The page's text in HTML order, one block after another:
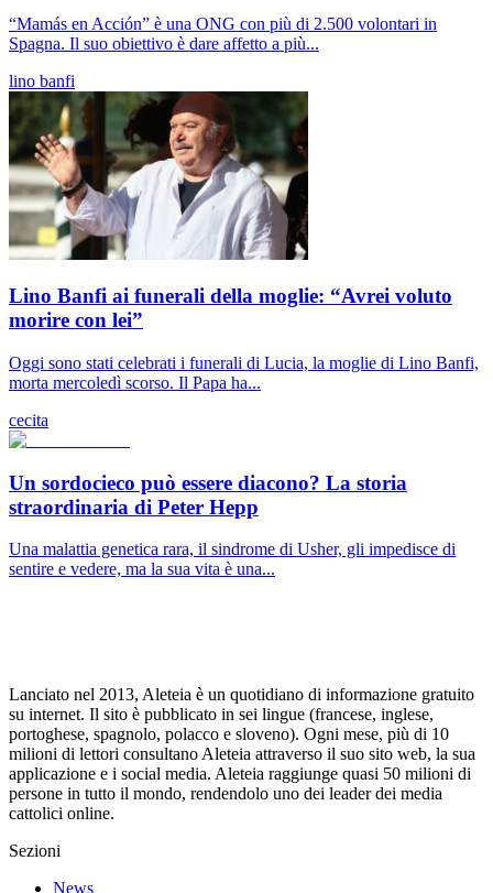
“Mamás en Acción” è una ONG con più di 2.500 volontari in
Spagna. Il suo obiettivo è dare affetto a più...
lino banfi
Lino Banfi ai funerali della moglie: “Avrei voluto
morire con lei”
Oggi sono stati celebrati i funerali di Lucia, la moglie di Lino Banfi,
morta mercoledì scorso. Il Papa ha...
cecita
Un sordocieco può essere diacono? La storia
straordinaria di Peter Hepp
Una malattia genetica rara, il sindrome di Usher, gli impedisce di
sentire e vedere, ma la sua vita è una...
Lanciato nel 2013, Aleteia è un quotidiano di informazione gratuito
su internet. Il sito è pubblicato in sei lingue (francese, inglese,
portoghese, spagnolo, polacco e sloveno). Ogni mese, più di 10
milioni di lettori consultano Aleteia attraverso il suo sito web, la sua
applicazione e i social media. Aleteia raggiunge quasi 50 milioni di
persone in tutto il mondo, rendendolo uno dei leader dei media
cattolici online.
Sezioni
News